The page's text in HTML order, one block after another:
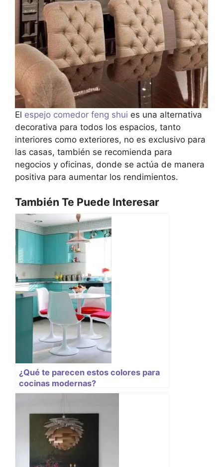
El espejo comedor feng shui es una alternativa
decorativa para todos los espacios, tanto
interiores como exteriores, no es exclusivo para
las casas, también se recomienda para
negocios y oficinas, donde se actúa de manera
positiva para aumentar los rendimientos.
También Te Puede Interesar
¿Qué te parecen estos colores para
cocinas modernas?